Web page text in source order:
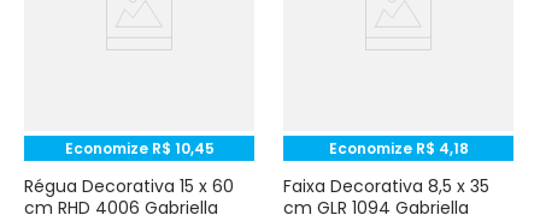
Economize R$ 10,45
Régua Decorativa 15 x 60
cm RHD 4006 Gabriella
Economize R$ 4,18
Faixa Decorativa 8,5 x 35
cm GLR 1094 Gabriella